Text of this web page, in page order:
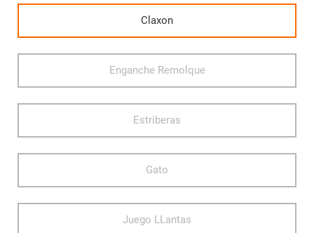
Claxon
Enganche Remolque
Estriberas
Gato
Juego LLantas